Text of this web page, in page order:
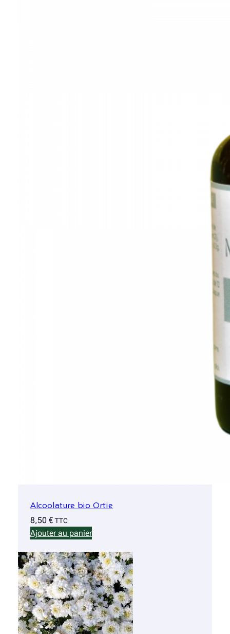
Alcoolature bio Ortie
8,50 € TTC
Ajouter au panier